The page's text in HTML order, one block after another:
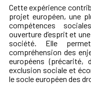
Cette expérience
projet européen, une
compétences
ouverture d’esprit et
société. Elle
compréhension des
européens (précarité,
exclusion sociale et
le socle européen des